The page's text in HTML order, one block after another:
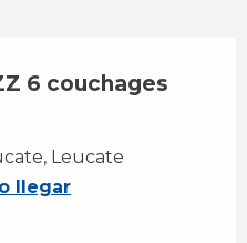
6 couchages
Leucate
llegar